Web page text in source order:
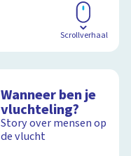
Scrollverhaal
Wanneer ben je
vluchteling?
Story over mensen op
de vlucht